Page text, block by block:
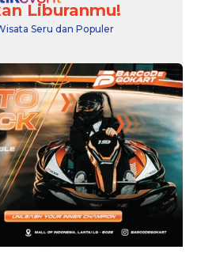
Liburanmu!
Seru dan Populer